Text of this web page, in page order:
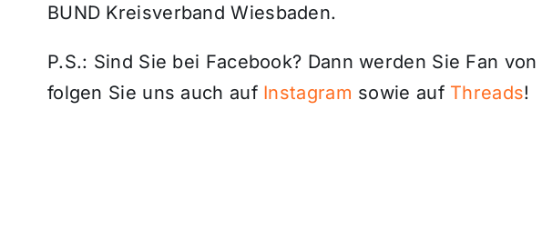
BUND Kreisverband Wiesbaden.
P.S.: Sind Sie bei Facebook? Dann werden Sie Fan von
folgen Sie uns auch auf Instagram sowie auf Threads!